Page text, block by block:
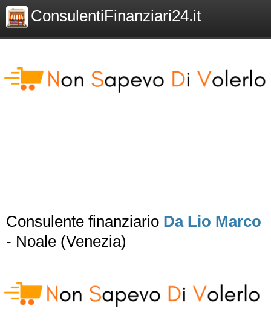
ConsulentiFinanziari24.it
Consulente finanziario Da Lio Marco
- Noale (Venezia)